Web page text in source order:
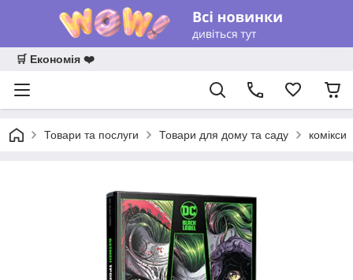
🛒 Економія ❤️
Товари та послуги Товари для дому та саду комікси